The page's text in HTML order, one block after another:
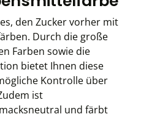
den Zucker vorher mit
Durch die große
Farben sowie die
bietet Ihnen diese
Kontrolle über
ist
und färbt